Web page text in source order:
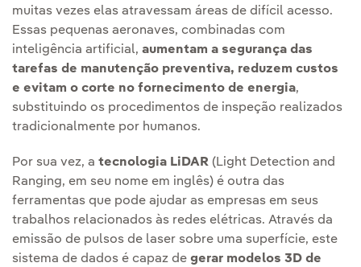
muitas vezes elas atravessam áreas de difícil acesso.
Essas pequenas aeronaves, combinadas com
inteligência artificial, aumentam a segurança das
tarefas de manutenção preventiva, reduzem custos
e evitam o corte no fornecimento de energia,
substituindo os procedimentos de inspeção realizados
tradicionalmente por humanos.
Por sua vez, a tecnologia LiDAR (Light Detection and
Ranging, em seu nome em inglês) é outra das
ferramentas que pode ajudar as empresas em seus
trabalhos relacionados às redes elétricas. Através da
emissão de pulsos de laser sobre uma superfície, este
sistema de dados é capaz de gerar modelos 3D de